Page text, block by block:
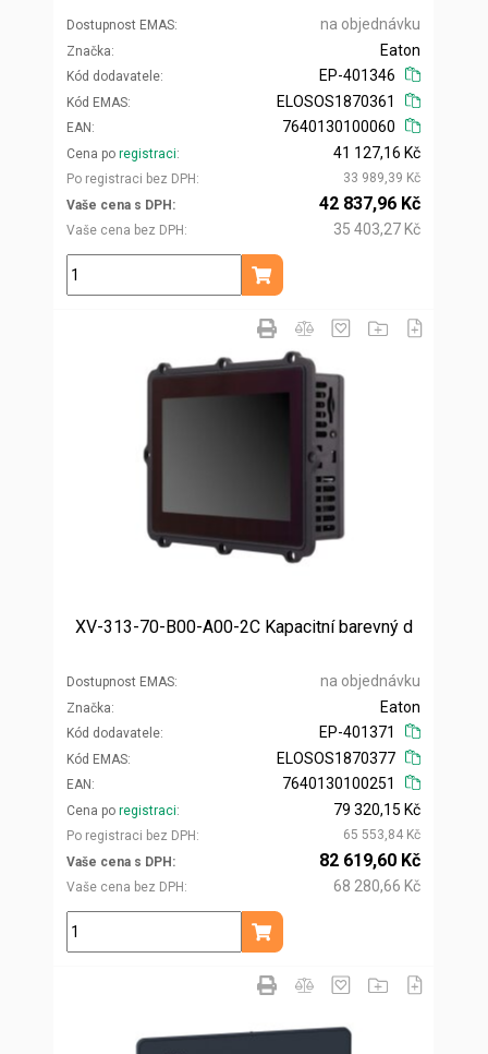
Dostupnost EMAS na objednávku
Značka
Kód dodavatele
Eaton
EP-401346
Kód EMAS
EAN
ELOSOS1870361
7640130100060
Cena po registraci
Po registraci bez DPH
41 127,16 Kč
33 989,39 Kč
Vaše cena s DPH
Vaše cena bez DPH
42 837,96 Kč
35 403,27 Kč
ks
Přidat do košíku
XV-313-70-B00-A00-2C Kapacitní barevný d
Dostupnost EMAS na objednávku
Značka
Kód dodavatele
Eaton
EP-401371
Kód EMAS
EAN
ELOSOS1870377
7640130100251
Cena po registraci
Po registraci bez DPH
79 320,15 Kč
65 553,84 Kč
Vaše cena s DPH
Vaše cena bez DPH
82 619,60 Kč
68 280,66 Kč
ks
Přidat do košíku